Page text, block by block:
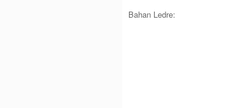
Bahan Ledre: